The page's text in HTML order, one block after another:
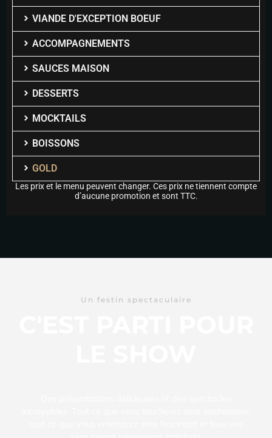
VIANDE D'EXCEPTION BOEUF
ACCOMPAGNEMENTS
SAUCES MAISON
DESSERTS
MOCKTAILS
BOISSONS
GOLD
Les prix et le menu peuvent changer. Ces prix ne tiennent compte
d’aucune promotion et sont TTC.
Un festin spectaculaire